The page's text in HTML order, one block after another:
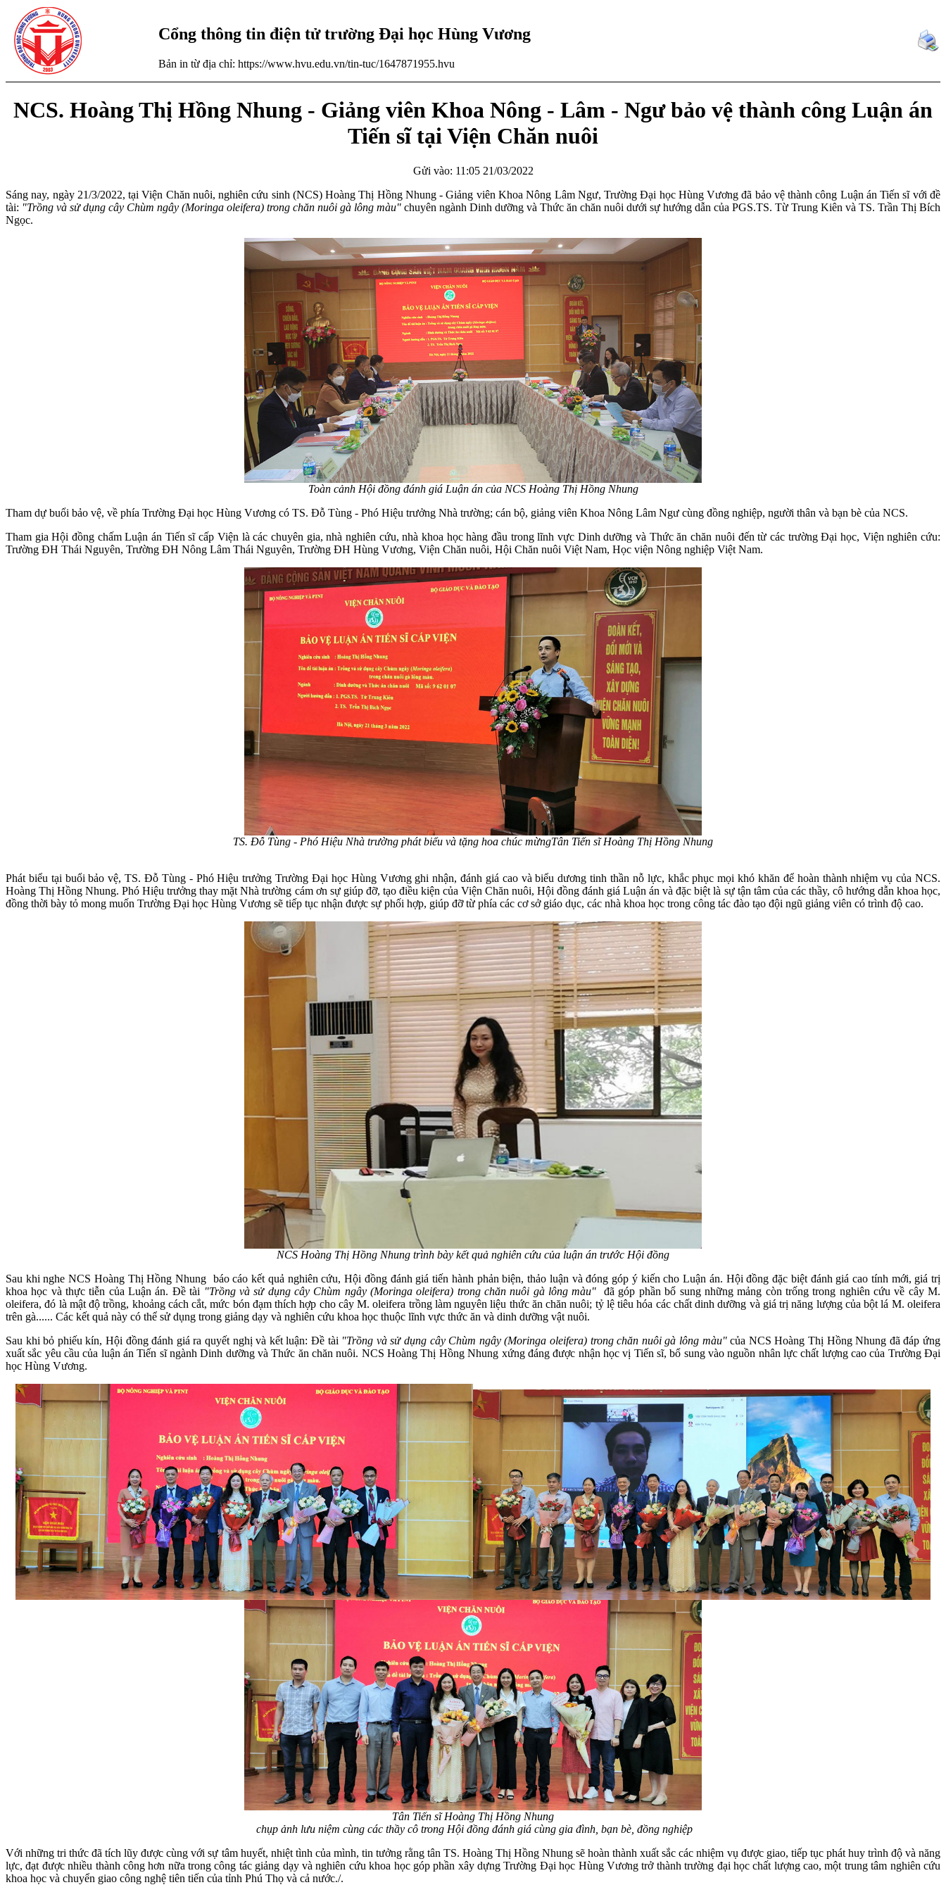
Cổng thông tin điện tử trường Đại học Hùng Vương
Bản in từ địa chỉ: https://www.hvu.edu.vn/tin-tuc/1647871955.hvu
NCS. Hoàng Thị Hồng Nhung - Giảng viên Khoa Nông - Lâm - Ngư bảo vệ thành công Luận án
Tiến sĩ tại Viện Chăn nuôi
Gửi vào: 11:05 21/03/2022
Sáng nay, ngày 21/3/2022, tại Viện Chăn nuôi, nghiên cứu sinh (NCS) Hoàng Thị Hồng Nhung - Giảng viên Khoa Nông Lâm Ngư, Trường Đại học Hùng Vương đã bảo vệ thành công Luận án Tiến sĩ với đề
tài: "Trồng và sử dụng cây Chùm ngây (Moringa oleifera) trong chăn nuôi gà lông màu" chuyên ngành Dinh dưỡng và Thức ăn chăn nuôi dưới sự hướng dẫn của PGS.TS. Từ Trung Kiên và TS. Trần Thị Bích
Ngọc.
Toàn cảnh Hội đồng đánh giá Luận án củaNCS Hoàng Thị Hồng Nhung
Tham dự buổi bảo vệ, về phía Trường Đại học Hùng Vương có TS. Đỗ Tùng - Phó Hiệu trưởng Nhà trường; cán bộ, giảng viên Khoa Nông Lâm Ngư cùng đồng nghiệp, người thân và bạn bè của NCS.
Tham gia Hội đồng chấm Luận án Tiến sĩ cấp Viện là các chuyên gia, nhà nghiên cứu, nhà khoa học hàng đầu trong lĩnh vực Dinh dưỡng và Thức ăn chăn nuôi đến từ các trường Đại học, Viện nghiên cứu:
Trường ĐH Thái Nguyên, Trường ĐH Nông Lâm Thái Nguyên, Trường ĐH Hùng Vương, Viện Chăn nuôi, Hội Chăn nuôi Việt Nam, Học viện Nông nghiệp Việt Nam.
TS. Đỗ Tùng - Phó Hiệu Nhà trường phát biểu và tặng hoa chúc mừngTân Tiến sĩHoàng Thị Hồng Nhung
Phát biểu tại buổi bảo vệ, TS. Đỗ Tùng - Phó Hiệu trưởng Trường Đại học Hùng Vương ghi nhận, đánh giá cao và biểu dương tinh thần nỗ lực, khắc phục mọi khó khăn để hoàn thành nhiệm vụ của NCS.
Hoàng Thị Hồng Nhung. Phó Hiệu trưởng thay mặt Nhà trường cám ơn sự giúp đỡ, tạo điều kiện của Viện Chăn nuôi, Hội đồng đánh giá Luận án và đặc biệt là sự tận tâm của các thầy, cô hướng dẫn khoa học,
đồng thời bày tỏ mong muốn Trường Đại học Hùng Vương sẽ tiếp tục nhận được sự phối hợp, giúp đỡ từ phía các cơ sở giáo dục, các nhà khoa học trong công tác đào tạo đội ngũ giảng viên có trình độ cao.
NCS Hoàng Thị Hồng Nhung trình bày kết quả nghiên cứu của luận án trước Hội đồng
Sau khi nghe NCS Hoàng Thị Hồng Nhung báo cáo kết quả nghiên cứu, Hội đồng đánh giá tiến hành phản biện, thảo luận và đóng góp ý kiến cho Luận án. Hội đồng đặc biệt đánh giá cao tính mới, giá trị
khoa học và thực tiễn của Luận án. Đề tài "Trồng và sử dụng cây Chùm ngây (Moringa oleifera) trong chăn nuôi gà lông màu"đã góp phần bổ sung những mảng còn trống trong nghiên cứu về cây M.
oleifera, đó là mật độ trồng, khoảng cách cắt, mức bón đạm thích hợp cho cây M. oleifera trồng làm nguyên liệu thức ăn chăn nuôi; tỷ lệ tiêu hóa các chất dinh dưỡng và giá trị năng lượng của bột lá M. oleifera
trên gà...... Các kết quả này có thể sử dụng trong giảng dạy và nghiên cứu khoa học thuộc lĩnh vực thức ăn và dinh dưỡng vật nuôi.
Sau khi bỏ phiếu kín, Hội đồng đánh giá ra quyết nghị và kết luận: Đề tài "Trồng và sử dụng cây Chùm ngây (Moringa oleifera) trong chăn nuôi gà lông màu" của NCS Hoàng Thị Hồng Nhung đã đáp ứng
xuất sắc yêu cầu của luận án Tiến sĩ ngành Dinh dưỡng và Thức ăn chăn nuôi. NCS Hoàng Thị Hồng Nhung xứng đáng được nhận học vị Tiến sĩ, bổ sung vào nguồn nhân lực chất lượng cao của Trường Đại
học Hùng Vương.
Tân Tiến sĩHoàng Thị Hồng Nhung
chụp ảnh lưu niệm cùng các thầy cô trong Hội đồng đánh giá cùng gia đình, bạn bè, đồng nghiệp
Với những tri thức đã tích lũy được cùng với sự tâm huyết, nhiệt tình của mình, tin tưởng rằng tân TS. Hoàng Thị Hồng Nhung sẽ hoàn thành xuất sắc các nhiệm vụ được giao, tiếp tục phát huy trình độ và năng
lực, đạt được nhiều thành công hơn nữa trong công tác giảng dạy và nghiên cứu khoa học góp phần xây dựng Trường Đại học Hùng Vương trở thành trường đại học chất lượng cao, một trung tâm nghiên cứu
khoa học và chuyển giao công nghệ tiên tiến của tỉnh Phú Thọ và cả nước./.